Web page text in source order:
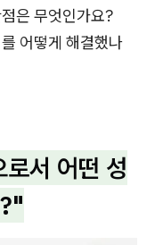
은 무엇인가요?
어떻게 해결했나
서 어떤 성